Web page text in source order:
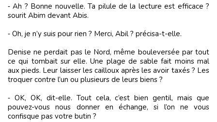
‑ Ah ? Bonne nouvelle. Ta pilule de la lecture est efficace ?
sourit Abim devant Abis.
‑ Oh, je n’y suis pour rien ? Merci, Abil ? précisa-t-elle.
Denise ne perdait pas le Nord, même bouleversée par tout
ce qui tombait sur elle. Une plage de sable fait moins mal
aux pieds. Leur laisser les cailloux après les avoir taxés ? Les
troquer contre l’un ou plusieurs de leurs biens ?
‑ OK, OK, dit-elle. Tout cela, c’est bien gentil, mais que
pouvez-vous nous donner en échange, si l’on ne vous
confisque pas votre butin ?